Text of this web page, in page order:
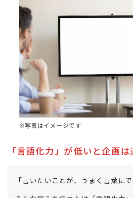
※写真はイメージです
「言語化力」が低いと企画
「言いたいことが、うまく言葉にで